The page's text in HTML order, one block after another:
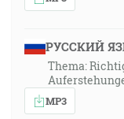
РУССКИЙ
Thema:
MP3